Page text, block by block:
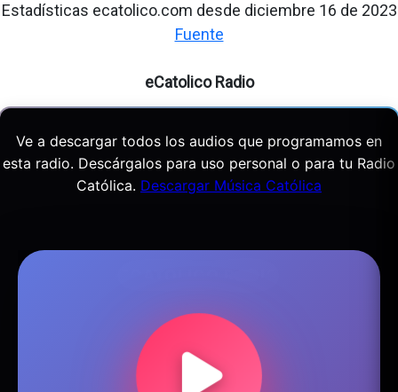
Estadísticas ecatolico.com desde diciembre 16 de 2023
Fuente
eCatolico Radio